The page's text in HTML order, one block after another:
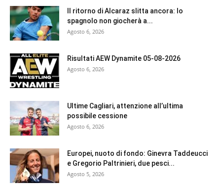
Il ritorno di Alcaraz slitta ancora: lo
spagnolo non giocherà a...
Agosto 6, 2026
Risultati AEW Dynamite 05-08-2026
Agosto 6, 2026
Ultime Cagliari, attenzione all’ultima
possibile cessione
Agosto 6, 2026
Europei, nuoto di fondo: Ginevra Taddeucci
e Gregorio Paltrinieri, due pesci...
Agosto 5, 2026